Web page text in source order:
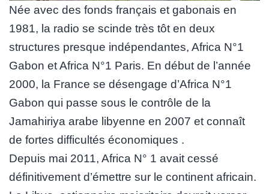
Née avec des fonds français et gabonais en
1981, la radio se scinde très tôt en deux
structures presque indépendantes, Africa N°1
Gabon et Africa N°1 Paris. En début de l’année
2000, la France se désengage d’Africa N°1
Gabon qui passe sous le contrôle de la
Jamahiriya arabe libyenne en 2007 et connaît
de fortes difficultés économiques .
Depuis mai 2011, Africa N° 1 avait cessé
définitivement d’émettre sur le continent africain.